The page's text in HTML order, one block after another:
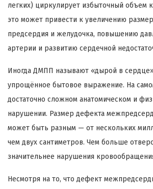
легких) циркулирует избыточный объем
это может привести к увеличению
предсердия и желудочка, повышению
артерии и развитию сердечной
Иногда ДМПП называют «дырой в
упрощённое бытовое выражение. На
достаточно сложном анатомическом и
нарушении. Размер дефекта
может быть разным — от нескольких
чем двух сантиметров. Чем больше
значительнее нарушения
Несмотря на то, что дефект